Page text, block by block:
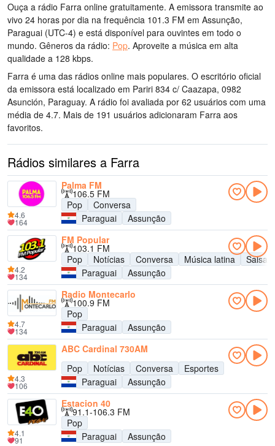
Ouça a rádio Farra online gratuitamente. A emissora transmite ao
vivo 24 horas por dia na frequência 101.3 FM em Assunção,
Paraguai (UTC-4) e está disponível para ouvintes em todo o
mundo. Gêneros da rádio: Pop. Aproveite a música em alta
qualidade a 128 kbps.
Farra é uma das rádios online mais populares. O escritório oficial
da emissora está localizado em Pariri 834 c/ Caazapa, 0982
Asunción, Paraguay. A rádio foi avaliada por 62 usuários com uma
média de 4.7. Mais de 191 usuários adicionaram Farra aos
favoritos.
Rádios similares a Farra
Palma FM
106.5 FM
Pop
Conversa
Paraguai
Assunção
4.6
164
FM Popular
103.1 FM
Pop
Notícias Conversa Música latina
Salsa
Paraguai
Assunção
4.2
134
Radio Montecarlo
100.9 FM
Pop
Paraguai
Assunção
4.7
134
ABC Cardinal 730AM
Pop
Notícias Conversa
Esportes
Paraguai
Assunção
4.3
106
Estacion 40
91.1-106.3 FM
Pop
Paraguai
Assunção
4.1
91